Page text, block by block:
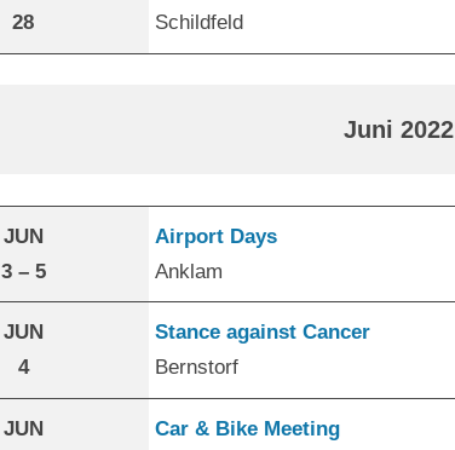
28
Schildfeld
Juni 2022
JUN
3 – 5
Airport Days
Anklam
JUN
4
Stance against Cancer
Bernstorf
JUN
Car & Bike Meeting